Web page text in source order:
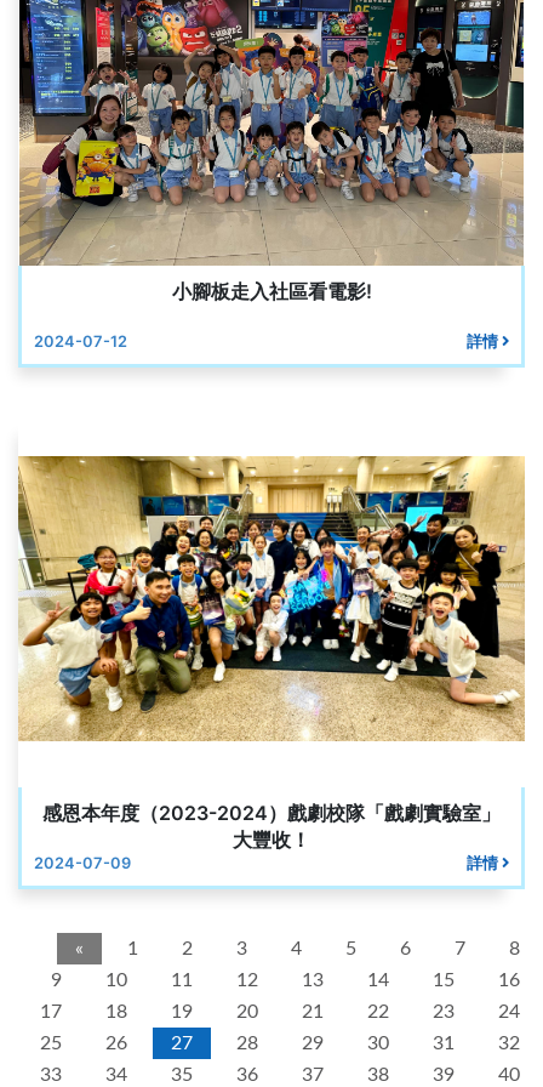
小腳板走入社區看電影!
2024-07-12 詳情
感恩本年度（2023-2024）戲劇校隊「戲劇實驗室」
大豐收！
2024-07-09 詳情
« 1 2 3 4 5 6 7
8
9
10 11 12 13 14 15
16
17
18 19 20 21 22 23
24
25
26 27 28 29 30 31
32
33
34 35 36 37 38 39 40